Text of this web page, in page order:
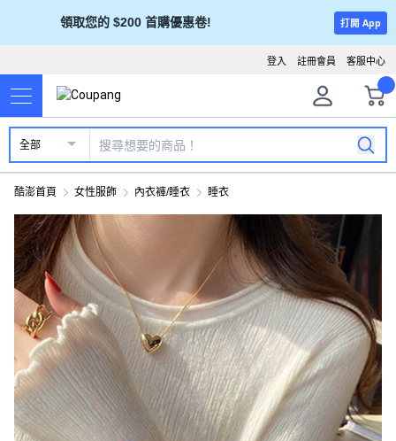
領取您的 $200 首購優惠卷! 打開 App
客服中心
註冊會員
登入
全部
酷澎首頁 女性服飾 內衣褲/睡衣 睡衣